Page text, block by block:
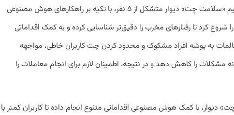
آذرماه ۱۴۰۳، تیم «سلامت چت» دیوار متشکل از ۵ نفر، با تکیه بر راهکارهای هوش مصنوعی
شروع کرد تا رفتارهای مخرب را دقیق‌تر شناسایی کرده و به کمک اقداماتی
به پوشه افراد مشکوک و محدود کردن چت کاربران خاطی، مواجهه
مشکلات را کاهش دهد و در نتیجه، اطمینان لازم برای انجام معاملات را
دیوار، با کمک هوش مصنوعی اقداماتی متنوع انجام داده تا کاربران کمتر با